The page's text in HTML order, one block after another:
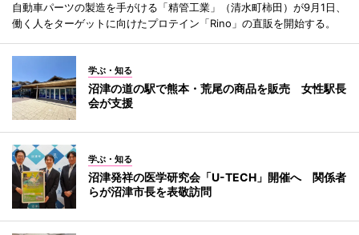
自動車パーツの製造を手がける「精管工業」（清水町柿田）が9月1日、
働く人をターゲットに向けたプロテイン「Rino」の直販を開始する。
学ぶ・知る
沼津の道の駅で熊本・荒尾の商品を販売 女性駅長
会が支援
学ぶ・知る
沼津発祥の医学研究会「U-TECH」開催へ 関係者
らが沼津市長を表敬訪問